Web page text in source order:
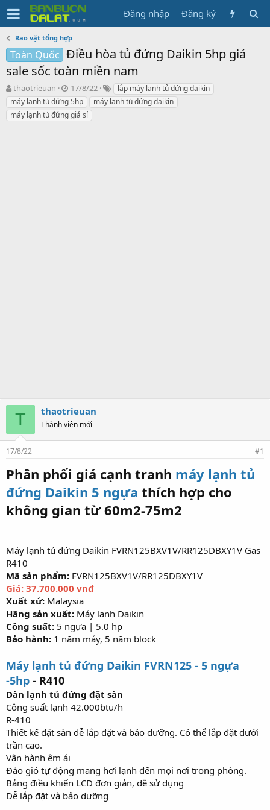
Đăng nhập Đăng ký
Rao vặt tổng hợp
Toàn Quốc Điều hòa tủ đứng Daikin 5hp giá
sale sốc toàn miền nam
N
g
ư
ờ
thaotrieuan
N
g
à
y
17/8/22
T
ừ
k
lắp máy lạnh tủ đứng daikin
máy lạnh tủ đứng 5hp
máy lạnh tủ đứng daikin
máy lạnh tủ đứng giá sỉ
T thaotrieuan
Thành viên mới
17/8/22 #1
Phân phối giá cạnh tranh máy lạnh tủ
đứng Daikin 5 ngựa thích hợp cho
không gian từ 60m2-75m2
Máy lạnh tủ đứng Daikin FVRN125BXV1V/RR125DBXY1V Gas
R410
Mã sản phẩm: FVRN125BXV1V/RR125DBXY1V
Giá: 37.700.000 vnđ
Xuất xứ: Malaysia
Hãng sản xuất: Máy lạnh Daikin
Công suất: 5 ngựa | 5.0 hp
Bảo hành: 1 năm máy, 5 năm block
Máy lạnh tủ đứng Daikin FVRN125 - 5 ngựa
-5hp - R410
Dàn lạnh tủ đứng đặt sàn
Công suất lạnh 42.000btu/h
R-410
Thiết kế đặt sàn dễ lắp đặt và bảo dưỡng. Có thể lắp đặt dưới
trần cao.
Vận hành êm ái
Đảo gió tự động mang hơi lạnh đến mọi nơi trong phòng.
Bảng điều khiển LCD đơn giản, dễ sử dụng
Dễ lắp đặt và bảo dưỡng